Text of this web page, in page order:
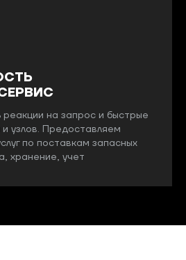
на запрос и быстрые
узлов. Предоставляем
по поставкам запасных
хранение, учет